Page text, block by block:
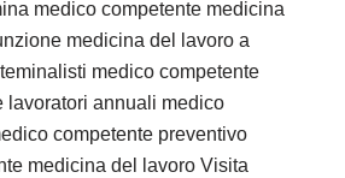
medico competente medicina
medicina del lavoro a
medico competente
lavoratori annuali medico
competente preventivo
medicina del lavoro Visita